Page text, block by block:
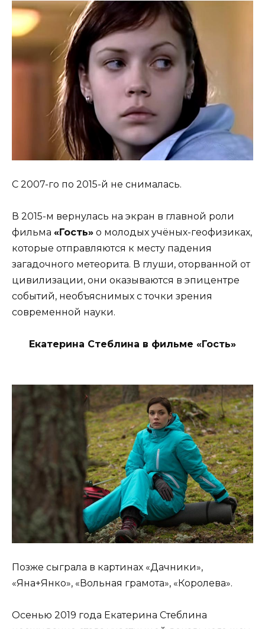
С 2007-го по 2015-й не снималась.
В 2015-м вернулась на экран в главной роли
фильма «Гость» о молодых учёных-геофизиках,
которые отправляются к месту падения
загадочного метеорита. В глуши, оторванной от
цивилизации, они оказываются в эпицентре
событий, необъяснимых с точки зрения
современной науки.
Екатерина Стеблина в фильме «Гость»
Позже сыграла в картинах «Дачники»,
«Яна+Янко», «Вольная грамота», «Королева».
Осенью 2019 года Екатерина Стеблина